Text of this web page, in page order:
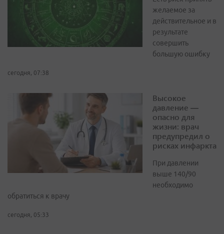
желаемое за
действительное и в
результате
совершить
большую ошибку
сегодня, 07:38
Высокое
давление —
опасно для
жизни: врач
предупредил о
рисках инфаркта
При давлении
выше 140/90
необходимо
обратиться к врачу
сегодня, 05:33